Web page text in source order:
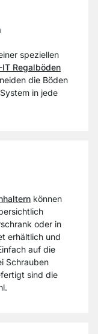
speziellen
IT Regalböden
die Böden
in jede
können
oder in
erhältlich und
auf die
Schrauben
sind die